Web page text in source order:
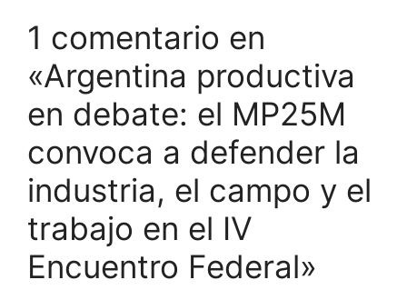
1 comentario en
«Argentina productiva
en debate: el MP25M
convoca a defender la
industria, el campo y el
trabajo en el IV
Encuentro Federal»